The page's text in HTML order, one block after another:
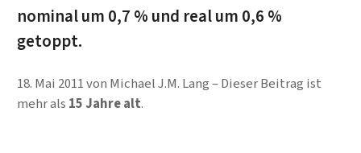
nominal um 0,7 % und real um 0,6 %
getoppt.
18. Mai 2011von Michael J.M. Lang
Dieser Beitrag ist
mehr als 15 Jahre alt.